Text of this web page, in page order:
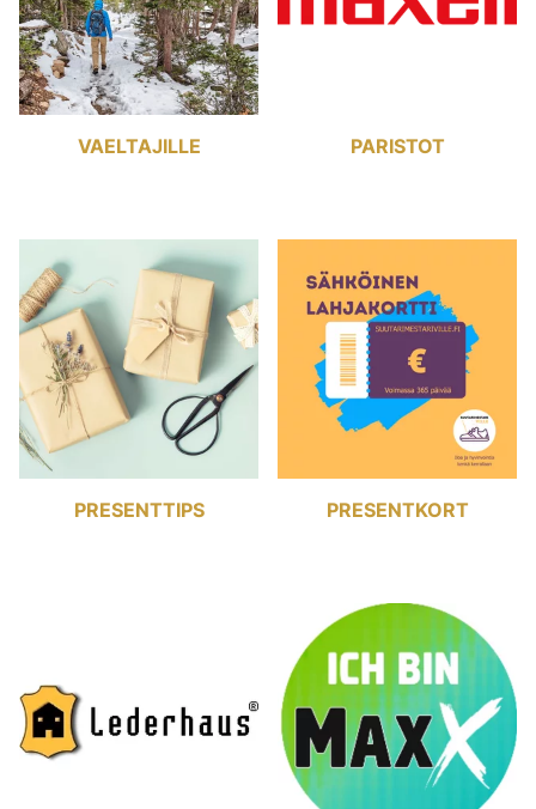
VAELTAJILLE PARISTOT
PRESENTTIPS PRESENTKORT